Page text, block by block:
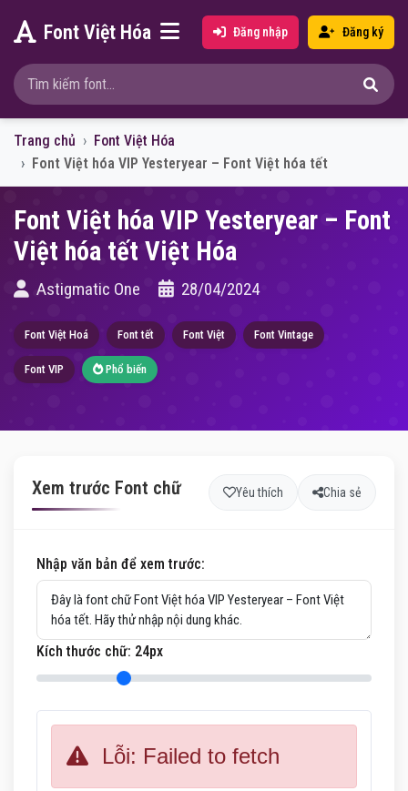
Font Việt Hóa Đăng nhập Đăng ký
Trang chủ
Font Việt Hóa
Font Việt hóa VIP Yesteryear – Font Việt hóa tết
Font Việt hóa VIP Yesteryear – Font
Việt hóa tết Việt Hóa
Astigmatic One 28/04/2024
Font Việt Hoá Font tết Font Việt Font Vintage
Font VIP Phổ biến
Xem trước Font chữ Yêu thích Chia sẻ
Nhập văn bản để xem trước:
Kích thước chữ: 24px
Lỗi: Failed to fetch